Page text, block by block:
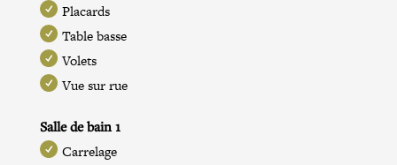
Placards
Table basse
Volets
Vue sur rue
Salle de bain 1
Carrelage